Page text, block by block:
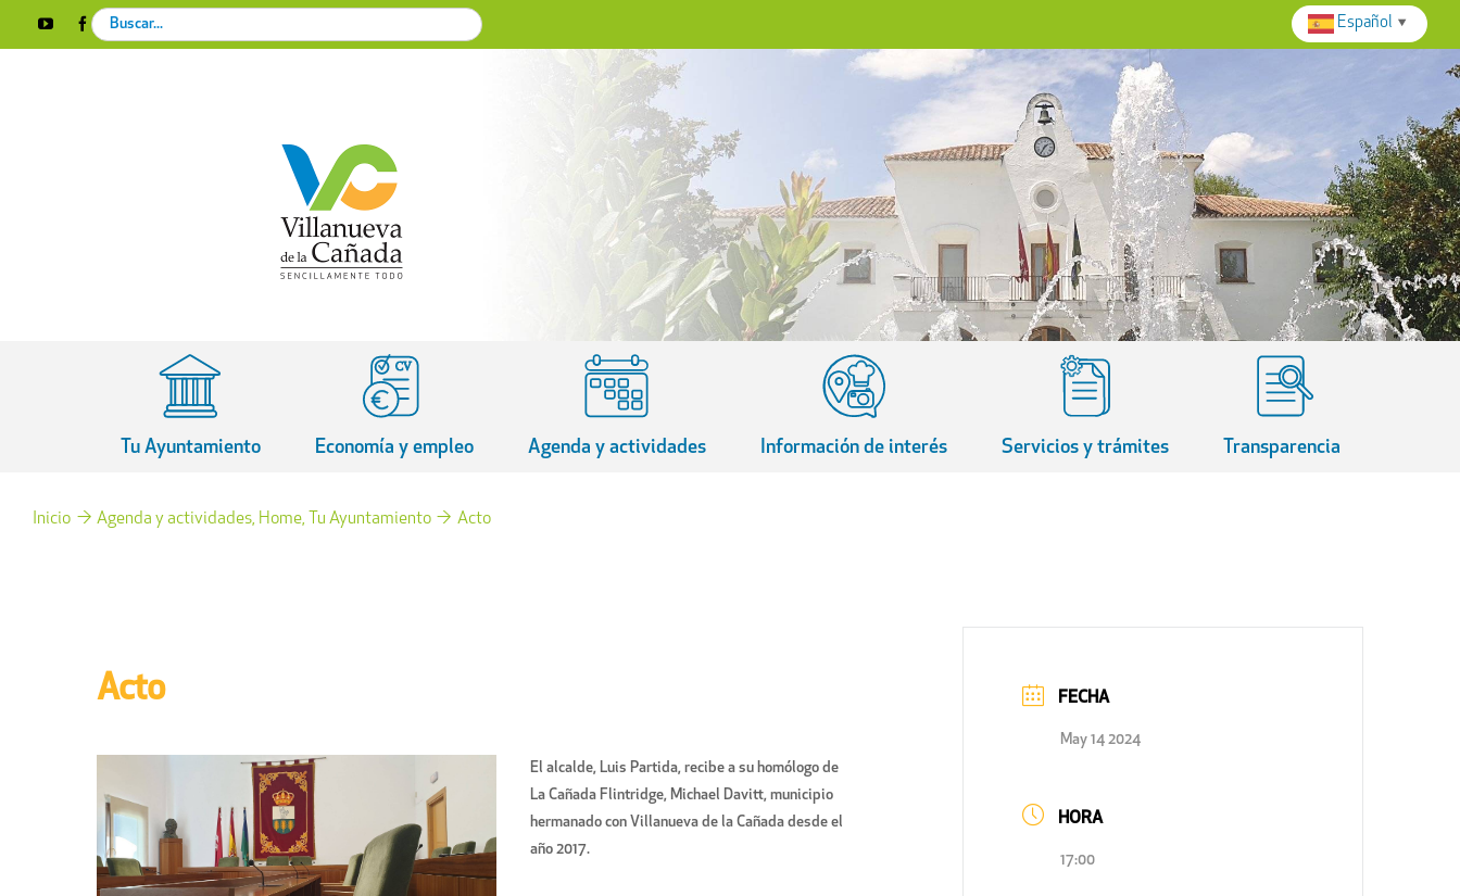
YouTubeFacebookInstagram
X
Search
for:
Tu Ayuntamiento Economía y empleo Agenda y actividades Información de interés Servicios y trámites Transparencia
Inicio Agenda y actividades Home Tu Ayuntamiento Acto
Acto
El alcalde, Luis Partida, recibe a su homólogo de
La Cañada Flintridge, Michael Davitt, municipio
hermanado con Villanueva de la Cañada desde el
año 2017.
FECHA
May 14 2024
HORA
17:00
Español ▼